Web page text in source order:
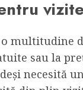
vizite
multitudine
sau la
necesită